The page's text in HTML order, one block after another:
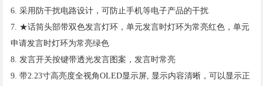
6. 采用防干扰电路设计，可防止手机等电子产品的干扰
7. ★话筒头部带双色发言灯环，单元发言时灯环为常亮红色，单元
申请发言时灯环为常亮绿色
8. 发言开关按键带透光发言图案，发言时常亮
9. 带2.23寸高亮度全视角OLED显示屏, 显示内容清晰，可以显示正